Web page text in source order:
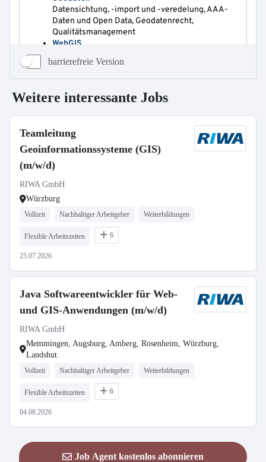
barrierefreie Version
Weitere interessante Jobs
Teamleitung
Geoinformationssysteme (GIS)
(m/w/d)
RIWA GmbH
Würzburg
Vollzeit Nachhaltiger Arbeitgeber Weiterbildungen
Flexible Arbeitszeiten 6
25.07.2026
Java Softwareentwickler für Web-
und GIS-Anwendungen (m/w/d)
RIWA GmbH
Memmingen, Augsburg, Amberg, Rosenheim, Würzburg,
Landshut
Vollzeit Nachhaltiger Arbeitgeber Weiterbildungen
Flexible Arbeitszeiten 6
04.08.2026
Job Agent kostenlos abonnieren